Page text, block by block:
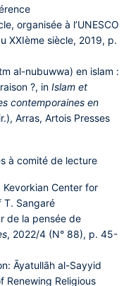
organisée à l’UNESCO
XXIème siècle, 2019, p.
al-nubuwwa) en islam :
?, in Islam et
contemporaines en
Arras, Artois Presses
à comité de lecture
Center for
T. Sangaré
de la pensée de
, 2022/4 (N° 88), p. 45-
Āyatullāh al-Sayyid
Renewing Religious